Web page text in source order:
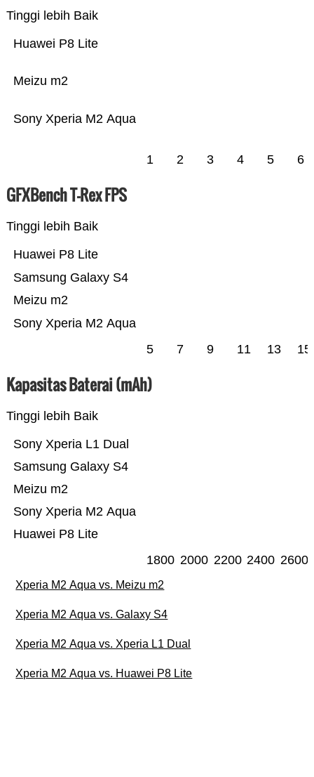
Tinggi lebih Baik
Sony Xperia M2 Aqua
Meizu m2
Huawei P8 Lite
1 2 3 4 5 6
GFXBench T-Rex FPS
Tinggi lebih Baik
Sony Xperia M2 Aqua
Meizu m2
Samsung Galaxy S4
Huawei P8 Lite
5 7 9 11 13 15
Kapasitas Baterai (mAh)
Tinggi lebih Baik
Huawei P8 Lite
Sony Xperia M2 Aqua
Meizu m2
Samsung Galaxy S4
Sony Xperia L1 Dual
1800 2000 2200 2400 2600
Xperia M2 Aqua vs. Meizu m2
Xperia M2 Aqua vs. Galaxy S4
Xperia M2 Aqua vs. Xperia L1 Dual
Xperia M2 Aqua vs. Huawei P8 Lite